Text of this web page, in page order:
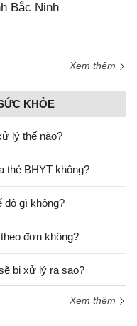
Bắc Ninh
Xem thêm
KHỎE
lý thế nào?
thẻ BHYT không?
độ gì không?
đơn không?
bị xử lý ra sao?
Xem thêm